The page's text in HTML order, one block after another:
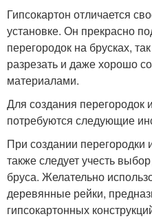
Гипсокартон отличается
установке. Он прекрасно
перегородок на брусках,
разрезать и даже хорошо
материалами.
Для создания перегородок
потребуются следующие
При создании перегородки
также следует учесть
бруса. Желательно
деревянные рейки,
гипсокартонных